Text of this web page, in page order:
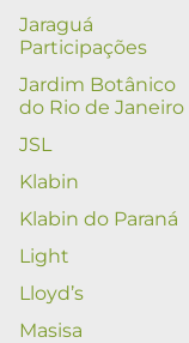
Jaraguá
Participações
Jardim Botânico
do Rio de Janeiro
JSL
Klabin
Klabin do Paraná
Light
Lloyd’s
Masisa